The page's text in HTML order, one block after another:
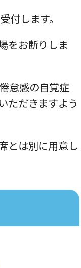
付します。
をお断りしま
怠感の自覚症
ただきますよう
とは別に用意し